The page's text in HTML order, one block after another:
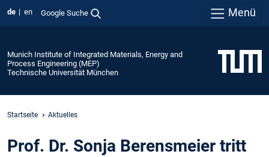
de en Google Suche Menü
Munich Institute of Integrated Materials, Energy and
Process Engineering (MEP)
Technische Universität München
Startseite Aktuelles
Prof. Dr. Sonja Berensmeier tritt